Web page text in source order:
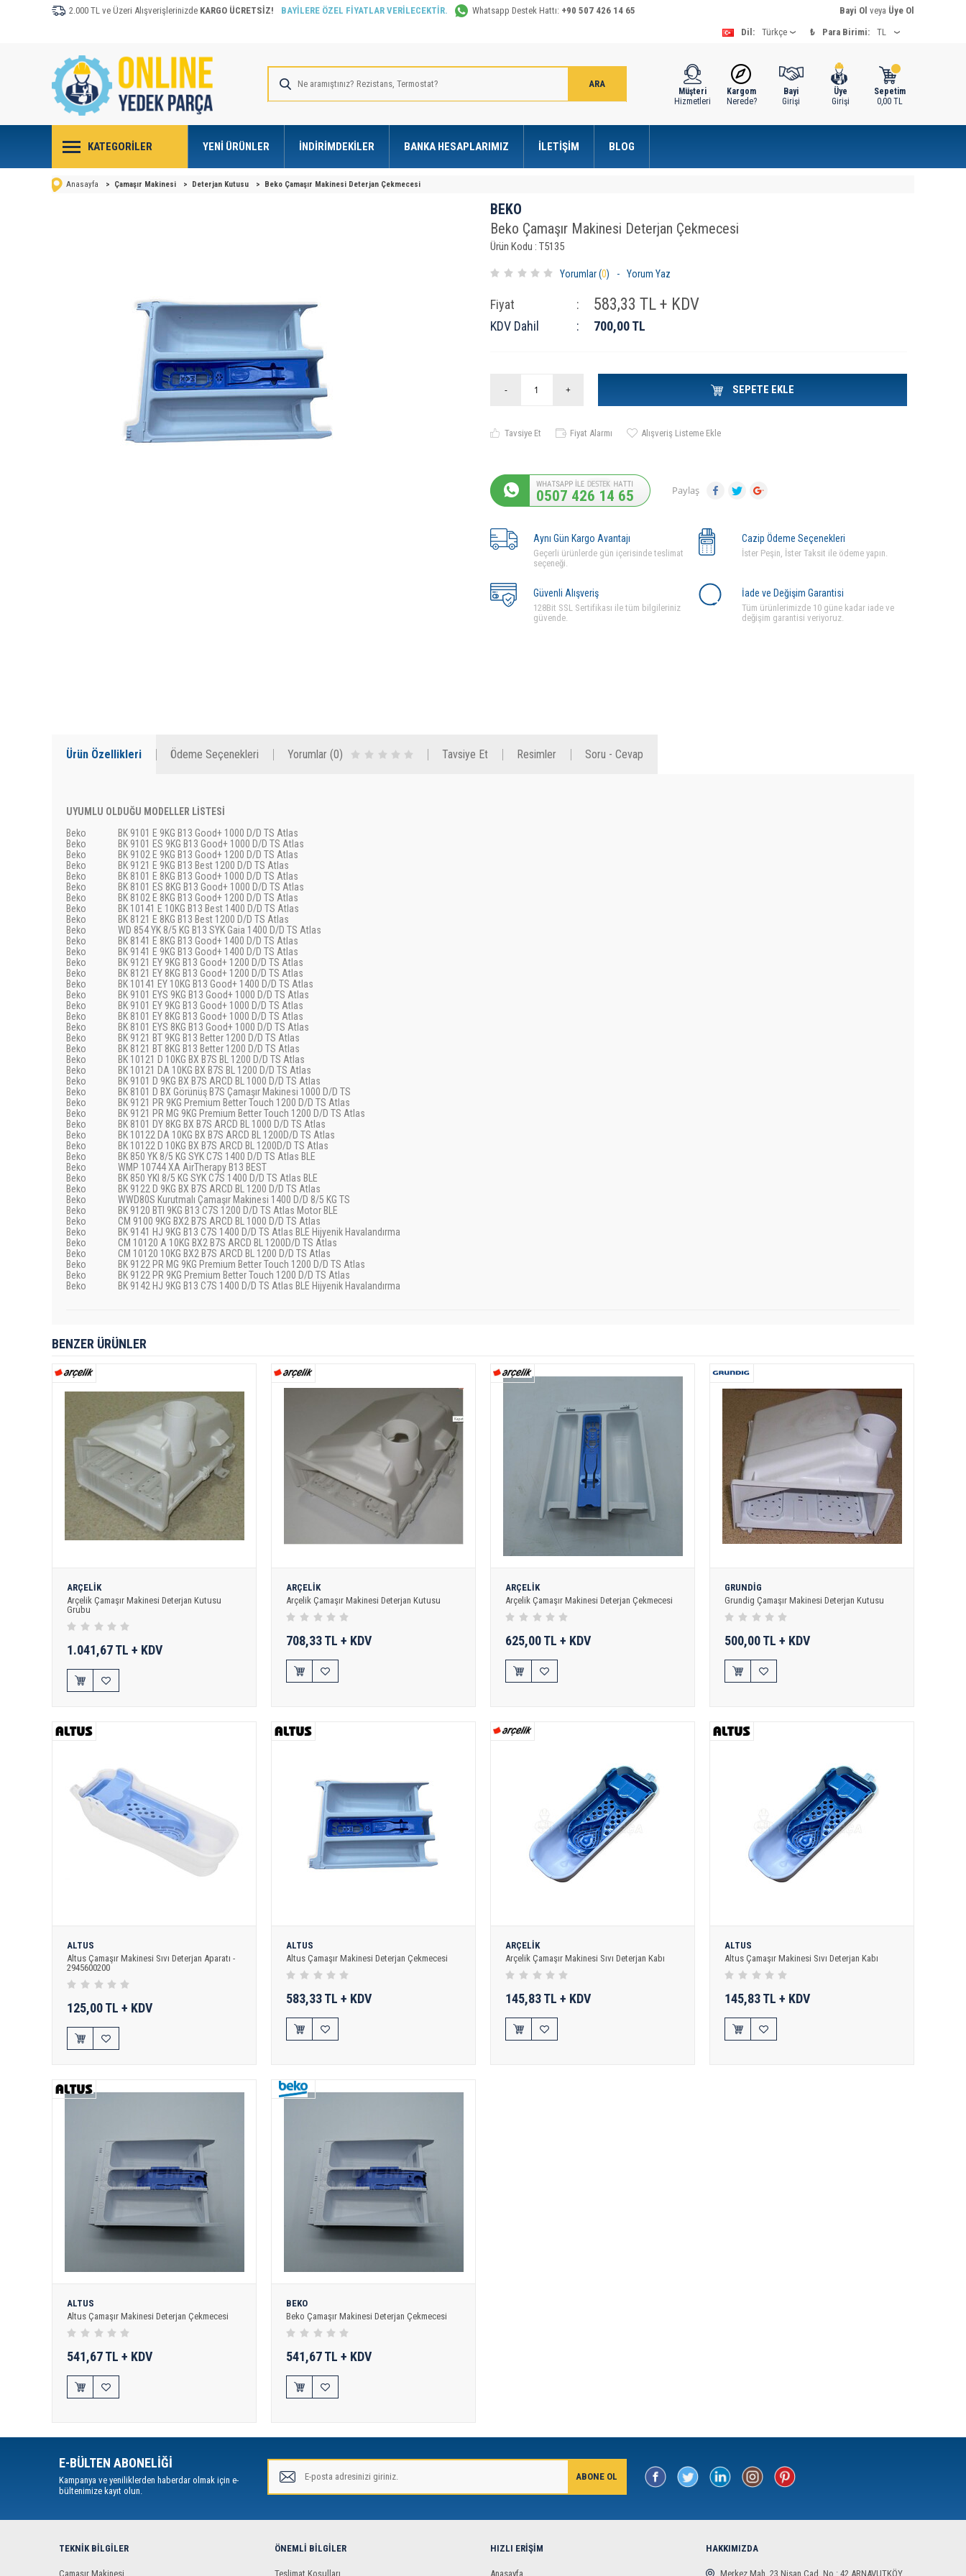
2.000 TL ve Üzeri Alışverişlerinizde KARGO ÜCRETSİZ! BAYİLERE ÖZEL FİYATLAR VERİLECEKTİR. Whatsapp Destek Hattı: +90 507 426 14 65 Bayi Ol veya Üye Ol
Dil:
₺ Para Birimi:
Sepetim
0,00TL
Üye
Girişi
Bayi
Girişi
Kargom
Nerede?
Müşteri
Hizmetleri
KATEGORILER YENI ÜRÜNLER İNDIRIMDEKILER BANKA HESAPLARIMIZ İLETIŞIM BLOG
Anasayfa > Çamaşır Makinesi > Deterjan Kutusu > Beko Çamaşır Makinesi Deterjan Çekmecesi
BEKO
Beko Çamaşır Makinesi Deterjan Çekmecesi
Ürün Kodu : T5135
Yorumlar (0) - Yorum Yaz
Fiyat : 583,33 TL + KDV
KDV Dahil : 700,00TL
- + SEPETE EKLE
Tavsiye Et Fiyat Alarmı Alışveriş Listeme Ekle
0507 426 14 65 Paylaş
Aynı Gün Kargo Avantajı
Geçerli ürünlerde gün içerisinde teslimat
seçeneği.
Cazip Ödeme Seçenekleri
İster Peşin, İster Taksit ile ödeme yapın.
Güvenli Alışveriş
128Bit SSL Sertifikası ile tüm bilgileriniz
güvende.
İade ve Değişim Garantisi
Tüm ürünlerimizde 10 güne kadar iade ve
değişim garantisi veriyoruz.
Ürün Özellikleri Ödeme Seçenekleri Yorumlar (0) Tavsiye Et Resimler Soru - Cevap
UYUMLU OLDUĞU MODELLER LİSTESİ
Beko
BK 9101 E 9KG B13 Good+ 1000 D/D TS Atlas
Beko
BK 9101 ES 9KG B13 Good+ 1000 D/D TS Atlas
Beko
BK 9102 E 9KG B13 Good+ 1200 D/D TS Atlas
Beko
BK 9121 E 9KG B13 Best 1200 D/D TS Atlas
Beko
BK 8101 E 8KG B13 Good+ 1000 D/D TS Atlas
Beko
BK 8101 ES 8KG B13 Good+ 1000 D/D TS Atlas
Beko
BK 8102 E 8KG B13 Good+ 1200 D/D TS Atlas
Beko
BK 10141 E 10KG B13 Best 1400 D/D TS Atlas
Beko
BK 8121 E 8KG B13 Best 1200 D/D TS Atlas
Beko
WD 854 YK 8/5 KG B13 SYK Gaia 1400 D/D TS Atlas
Beko
BK 8141 E 8KG B13 Good+ 1400 D/D TS Atlas
Beko
BK 9141 E 9KG B13 Good+ 1400 D/D TS Atlas
Beko
BK 9121 EY 9KG B13 Good+ 1200 D/D TS Atlas
Beko
BK 8121 EY 8KG B13 Good+ 1200 D/D TS Atlas
Beko
BK 10141 EY 10KG B13 Good+ 1400 D/D TS Atlas
Beko
BK 9101 EYS 9KG B13 Good+ 1000 D/D TS Atlas
Beko
BK 9101 EY 9KG B13 Good+ 1000 D/D TS Atlas
Beko
BK 8101 EY 8KG B13 Good+ 1000 D/D TS Atlas
Beko
BK 8101 EYS 8KG B13 Good+ 1000 D/D TS Atlas
Beko
BK 9121 BT 9KG B13 Better 1200 D/D TS Atlas
Beko
BK 8121 BT 8KG B13 Better 1200 D/D TS Atlas
Beko
BK 10121 D 10KG BX B7S BL 1200 D/D TS Atlas
Beko
BK 10121 DA 10KG BX B7S BL 1200 D/D TS Atlas
Beko
BK 9101 D 9KG BX B7S ARCD BL 1000 D/D TS Atlas
Beko
BK 8101 D BX Görünüş B7S Çamaşır Makinesi 1000 D/D TS
Beko
BK 9121 PR 9KG Premium Better Touch 1200 D/D TS Atlas
Beko
BK 9121 PR MG 9KG Premium Better Touch 1200 D/D TS Atlas
Beko
BK 8101 DY 8KG BX B7S ARCD BL 1000 D/D TS Atlas
Beko
BK 10122 DA 10KG BX B7S ARCD BL 1200D/D TS Atlas
Beko
BK 10122 D 10KG BX B7S ARCD BL 1200D/D TS Atlas
Beko
BK 850 YK 8/5 KG SYK C7S 1400 D/D TS Atlas BLE
Beko
WMP 10744 XA AirTherapy B13 BEST
Beko
BK 850 YKI 8/5 KG SYK C7S 1400 D/D TS Atlas BLE
Beko
BK 9122 D 9KG BX B7S ARCD BL 1200 D/D TS Atlas
Beko
WWD80S Kurutmalı Çamaşır Makinesi 1400 D/D 8/5 KG TS
Beko
BK 9120 BTI 9KG B13 C7S 1200 D/D TS Atlas Motor BLE
Beko
CM 9100 9KG BX2 B7S ARCD BL 1000 D/D TS Atlas
Beko
BK 9141 HJ 9KG B13 C7S 1400 D/D TS Atlas BLE Hijyenik Havalandırma
Beko
CM 10120 A 10KG BX2 B7S ARCD BL 1200D/D TS Atlas
Beko
CM 10120 10KG BX2 B7S ARCD BL 1200 D/D TS Atlas
Beko
BK 9122 PR MG 9KG Premium Better Touch 1200 D/D TS Atlas
Beko
BK 9122 PR 9KG Premium Better Touch 1200 D/D TS Atlas
Beko
BK 9142 HJ 9KG B13 C7S 1400 D/D TS Atlas BLE Hijyenik Havalandırma
BENZER ÜRÜNLER
ARÇELİK
Arçelik Çamaşır Makinesi Deterjan Kutusu
Grubu
1.041,67 TL + KDV
ARÇELİK
Arçelik Çamaşır Makinesi Deterjan Kutusu
708,33 TL + KDV
ARÇELİK
Arçelik Çamaşır Makinesi Deterjan Çekmecesi
625,00 TL + KDV
GRUNDİG
Grundig Çamaşır Makinesi Deterjan Kutusu
500,00 TL + KDV
ALTUS
Altus Çamaşır Makinesi Sıvı Deterjan Aparatı -
2945600200
125,00 TL + KDV
ALTUS
Altus Çamaşır Makinesi Deterjan Çekmecesi
583,33 TL + KDV
ARÇELİK
Arçelik Çamaşır Makinesi Sıvı Deterjan Kabı
145,83 TL + KDV
ALTUS
Altus Çamaşır Makinesi Sıvı Deterjan Kabı
145,83 TL + KDV
ALTUS
Altus Çamaşır Makinesi Deterjan Çekmecesi
541,67 TL + KDV
BEKO
Beko Çamaşır Makinesi Deterjan Çekmecesi
541,67 TL + KDV
E-BÜLTEN ABONELİĞİ
Kampanya ve yeniliklerden haberdar olmak için e-
bültenimize kayıt olun.
TEKNIK BILGILER
Çamaşır Makinesi
ÖNEMLI BILGILER
Teslimat Koşulları
HIZLI ERIŞIM
Anasayfa
HAKKIMIZDA
Merkez Mah. 23 Nisan Cad. No : 42 ARNAVUTKÖY